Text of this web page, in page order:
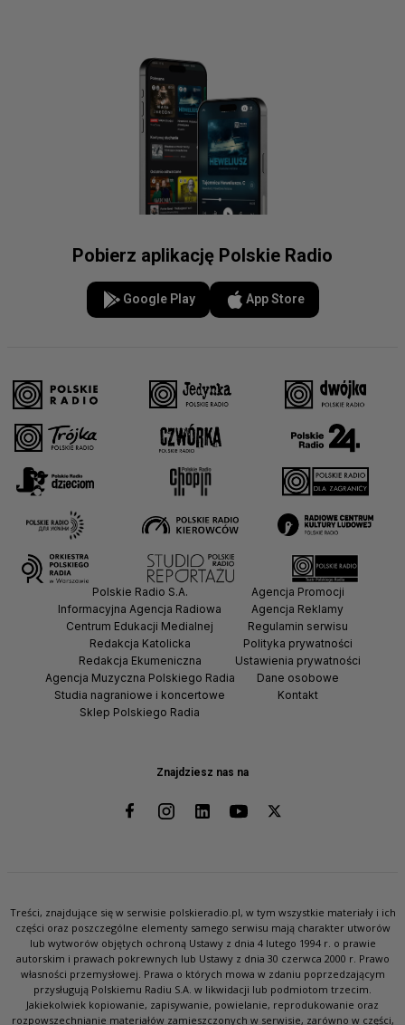
Pobierz aplikację Polskie Radio
Google Play App Store
Znajdziesz nas na
Polskie Radio S.A.
Informacyjna Agencja Radiowa
Centrum Edukacji Medialnej
Redakcja Katolicka
Redakcja Ekumeniczna
Agencja Muzyczna Polskiego Radia
Studia nagraniowe i koncertowe
Sklep Polskiego Radia
Agencja Promocji
Agencja Reklamy
Regulamin serwisu
Polityka prywatności
Ustawienia prywatności
Dane osobowe
Kontakt
Treści, znajdujące się w serwisie polskieradio.pl, w tym wszystkie materiały i ich
części oraz poszczególne elementy samego serwisu mają charakter utworów
lub wytworów objętych ochroną Ustawy z dnia 4 lutego 1994 r. o prawie
autorskim i prawach pokrewnych lub Ustawy z dnia 30 czerwca 2000 r. Prawo
własności przemysłowej. Prawa o których mowa w zdaniu poprzedzającym
przysługują Polskiemu Radiu S.A. w likwidacji lub podmiotom trzecim.
Jakiekolwiek kopiowanie, zapisywanie, powielanie, reprodukowanie oraz
rozpowszechnianie materiałów zamieszczonych w serwisie, zarówno w części,